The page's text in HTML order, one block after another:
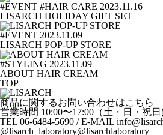
#EVENT #HAIR CARE 2023.11.16
LISARCH HOLIDAY GIFT SET
#EVENT 2023.11.09
LISARCH POP-UP STORE
#STYLING 2023.11.09
ABOUT HAIR CREAM
TOP
商品に関するお問い合わせはこちら
営業時間 10:00〜17:00（土・日・祝日
TEL 06-6484-5690 / E-MAIL
@lisarch_laboratory@lisarchlaboratory